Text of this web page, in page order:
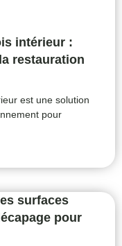
intérieur :
restauration
est une solution
pour
surfaces
pour